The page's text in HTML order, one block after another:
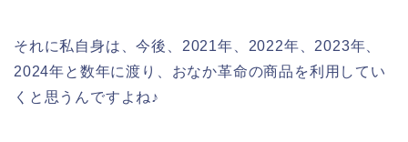
それに私自身は、今後、2021年、2022年、2023年、
2024年と数年に渡り、おなか革命の商品を利用してい
くと思うんですよね♪